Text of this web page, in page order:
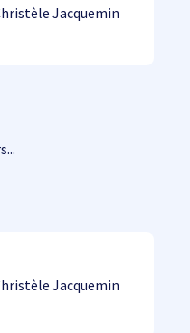
Jacquemin
Jacquemin